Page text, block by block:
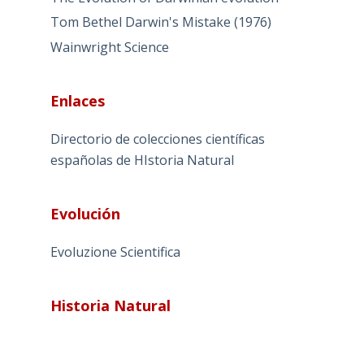
Tom Bethel Darwin's Mistake (1976)
Wainwright Science
Enlaces
Directorio de colecciones científicas
españolas de HIstoria Natural
Evolución
Evoluzione Scientifica
Historia Natural